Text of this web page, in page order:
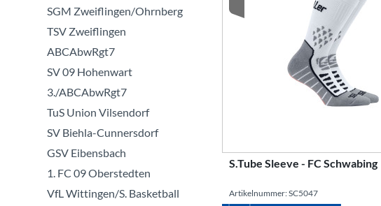
SGM Zweiflingen/Ohrnberg
TSV Zweiflingen
ABCAbwRgt7
SV 09 Hohenwart
3./ABCAbwRgt7
TuS Union Vilsendorf
SV Biehla-Cunnersdorf
GSV Eibensbach
1. FC 09 Oberstedten
VfL Wittingen/S. Basketball
S.Tube Sleeve - FC Schwabing
Artikelnummer: SC5047